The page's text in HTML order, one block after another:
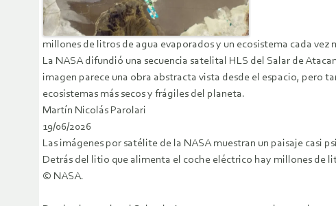
millones de litros de agua evaporados y un ecosistema cada vez
La NASA difundió una secuencia satelital HLS del Salar de
imagen parece una obra abstracta vista desde el espacio, pero
ecosistemas más secos y frágiles del planeta.
Martín Nicolás Parolari
19/06/2026
Las imágenes por satélite de la NASA muestran un paisaje casi
Detrás del litio que alimenta el coche eléctrico hay millones de
© NASA.